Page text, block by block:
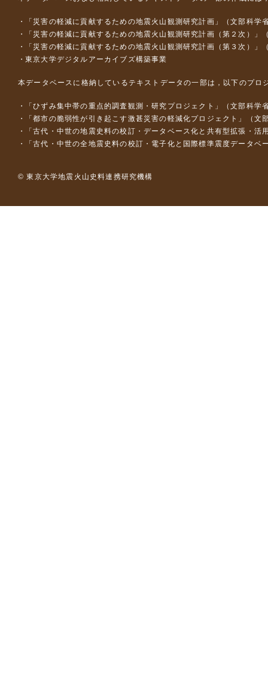
「災害の軽減に貢献するための地震火山観測研究計画」（文部科学
「災害の軽減に貢献するための地震火山観測研究計画（第２次）」
「災害の軽減に貢献するための地震火山観測研究計画（第３次）」
東京大学デジタルアーカイブズ構築事業
本データベースに格納しているテキストデータの一部は，以下のプロ
「ひずみ集中帯の重点的調査観測・研究プロジェクト」（文部科
「都市の脆弱性が引き起こす激甚災害の軽減化プロジェクト」（
「古代・中世の地震史料の校訂・データベース化と共有型拡張・
「古代・中世の全地震史料の校訂・電子化と国際標準震度データ
© 東京大学地震火山史料連携研究機構